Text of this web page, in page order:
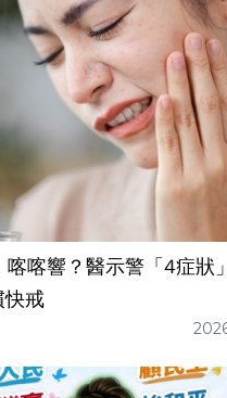
喀喀響？醫示警「4症狀
慣快戒